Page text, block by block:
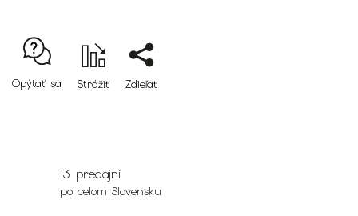
Opýtať sa Strážiť Zdieľať
13 predajní
po celom Slovensku